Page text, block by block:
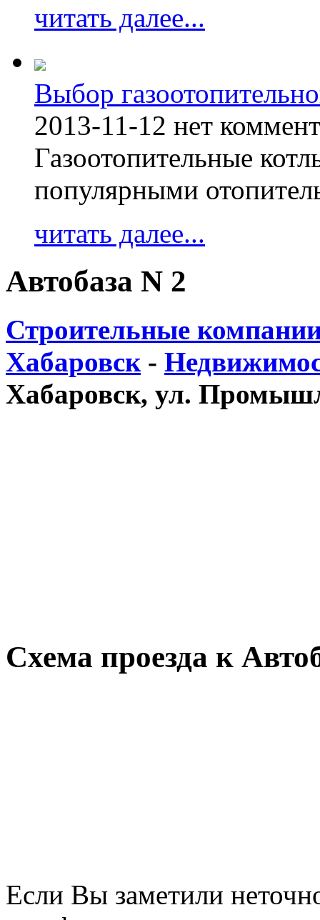
читать далее...
Выбор
2013-11-12 нет
Газоотопительные
популярными
читать далее...
Автобаза N 2
Строительные
Хабаровск-
Хабаровск, ул.
Схема проезда к
Если Вы заметили